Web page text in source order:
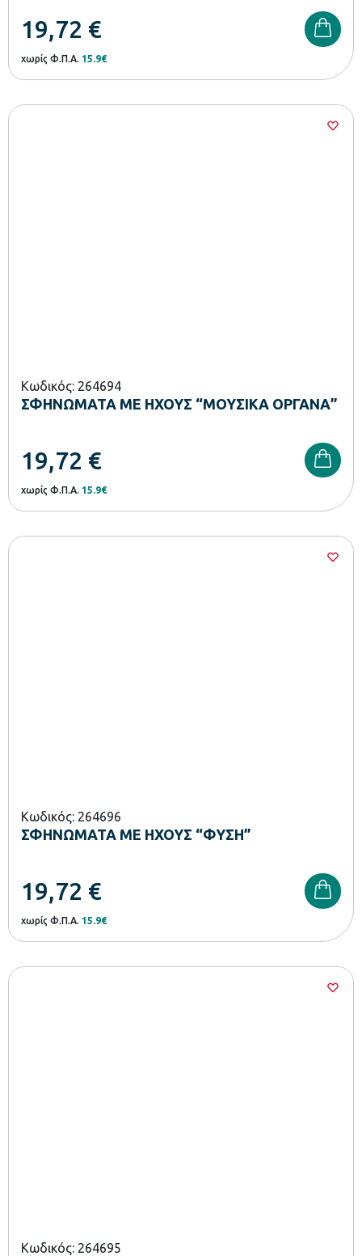
19,72 €
χωρίς Φ.Π.Α. 15.9€
Κωδικός: 264694
ΣΦΗΝΩΜΑΤΑ ΜΕ ΗΧΟΥΣ “ΜΟΥΣΙΚΑ ΟΡΓΑΝΑ”
19,72 €
χωρίς Φ.Π.Α. 15.9€
Κωδικός: 264696
ΣΦΗΝΩΜΑΤΑ ΜΕ ΗΧΟΥΣ “ΦΥΣΗ”
19,72 €
χωρίς Φ.Π.Α. 15.9€
Κωδικός: 264695